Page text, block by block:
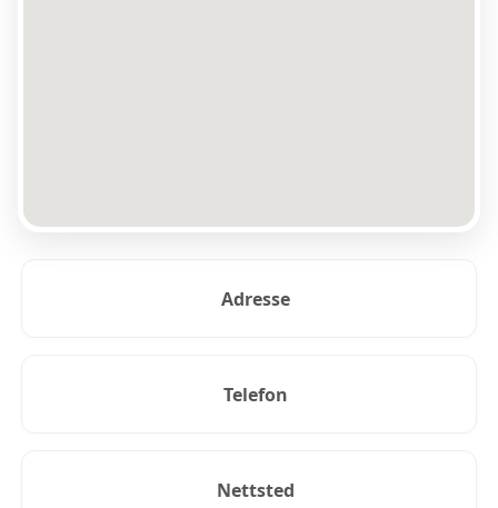
Adresse
Telefon
Nettsted